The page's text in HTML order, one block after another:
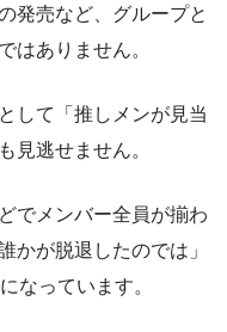
発売など、グループと
はありません。
して「推しメンが見当
見逃せません。
でメンバー全員が揃わ
かが脱退したのでは」
なっています。